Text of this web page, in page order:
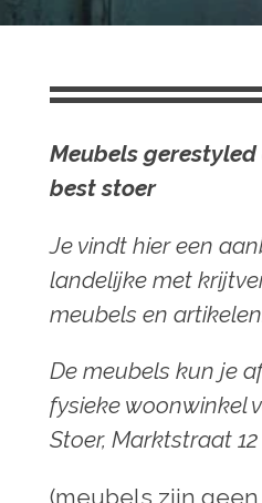
Meubels
best stoer
Je vindt hier een
landelijke met
meubels en
De meubels kun je
fysieke woonwinkel
Stoer, Marktstraat
(meubels zijn